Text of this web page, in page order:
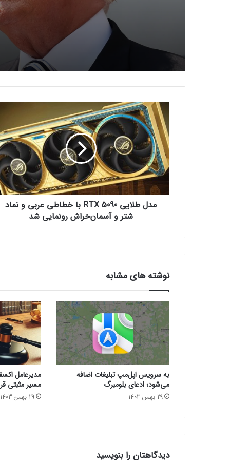
ترامپ: کارخانه‌های اینتل
آمریکایی بمانند؛ آینده
TSMC در هاله‌ای از ابهام
ل
ط
ل
ا
ی
R
0
ا
خ
ط
ط
ی
ع
ر
ب
ی
و
ن
ا
ت
مدل طلایی RTX 5090 با خطاطی عربی و نماد
شتر و آسمان‌خراش رونمایی شد
نوشته های مشابه
به سرویس اپل‌مپ تبلیغات اضافه
می‌شود؛ ادعای بلومبرگ
29 بهمن 1403
مدیرعامل
مسیر مثبتی
29 بهمن 1403
دیدگاهتان را بنویسید